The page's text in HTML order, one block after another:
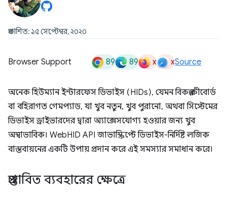
প্রকাশিত: ১৫ সেপ্টেম্বর, ২০২০
Browser Support 89 89 x xSource
অনেক হিউম্যান ইন্টারফেস ডিভাইস (HIDs), যেমন বিকল্প কীবোর্ড
বা বহিরাগত গেমপ্যাড, যা খুব নতুন, খুব পুরানো, অথবা সিস্টেমের
ডিভাইস ড্রাইভারদের দ্বারা অ্যাক্সেসযোগ্য হওয়ার জন্য খুব
অস্বাভাবিক। WebHID API জাভাস্ক্রিপ্টে ডিভাইস-নির্দিষ্ট লজিক
বাস্তবায়নের একটি উপায় প্রদান করে এই সমস্যার সমাধান করে।
প্রস্তাবিত ব্যবহারের ক্ষেত্রে